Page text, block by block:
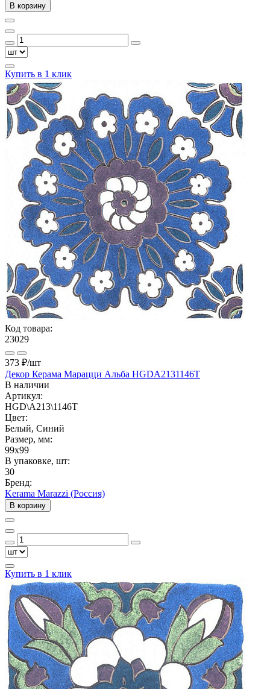
В корзину
Купить в 1 клик
Код товара:
23029
373 ₽/шт
Декор Керама Марацци Альба HGDA2131146T
В наличии
Артикул:
HGD\A213\1146T
Цвет:
Белый, Синий
Размер, мм:
99x99
В упаковке, шт:
30
Бренд:
Kerama Marazzi (Россия)
В корзину
Купить в 1 клик